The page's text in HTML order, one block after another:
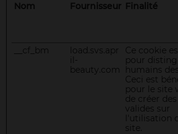
Nom
Fournisseur Finalité
__cf_bm
load.svs.apr
il-
beauty.com
Ce cookie
pour
humains
Ceci est
pour le site
de créer
valides sur
l'utilisation
site.